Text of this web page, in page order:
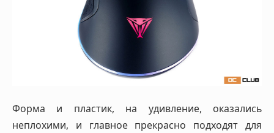
Форма и пластик, на удивление, оказались
неплохими, и главное прекрасно подходят для